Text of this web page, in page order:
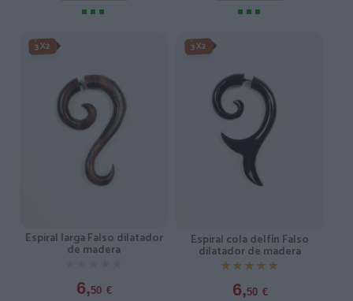
3X2
Espiral larga Falso dilatador
de madera
6,50 €
3X2
Espiral cola delfín Falso
dilatador de madera
★★★★★
★★★★★
6,50 €